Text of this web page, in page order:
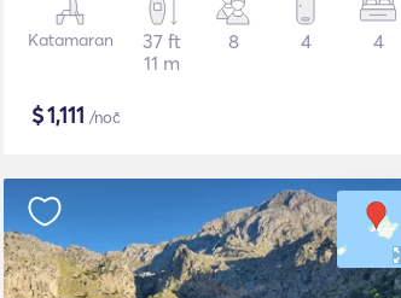
Katamaran
37 ft
11 m
8 4 4
$1,111 /noč